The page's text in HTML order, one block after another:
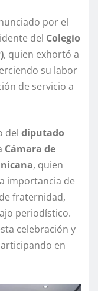
por el
del Colegio
, quien exhortó a
su labor
de servicio a
del diputado
Cámara de
, quien
importancia de
fraternidad,
periodístico.
celebración y
en